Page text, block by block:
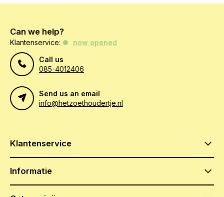
Can we help?
Klantenservice:
now opened
Call us
085-4012406
Send us an email
info@hetzoethoudertje.nl
Klantenservice
Informatie